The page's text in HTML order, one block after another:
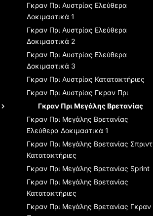
Γκραν Πρι Αυστρίας Ελεύθερα
Δοκιμαστικά 1
Γκραν Πρι Αυστρίας Ελεύθερα
Δοκιμαστικά 2
Γκραν Πρι Αυστρίας Ελεύθερα
Δοκιμαστικά 3
Γκραν Πρι Αυστρίας Κατατακτήριες
Γκραν Πρι Αυστρίας Γκραν Πρι
Γκραν Πρι Μεγάλης Βρετανίας
Γκραν Πρι Μεγάλης Βρετανίας
Ελεύθερα Δοκιμαστικά 1
Γκραν Πρι Μεγάλης Βρετανίας Σπριντ
Κατατακτήριες
Γκραν Πρι Μεγάλης Βρετανίας Sprint
Γκραν Πρι Μεγάλης Βρετανίας
Κατατακτήριες
Γκραν Πρι Μεγάλης Βρετανίας Γκραν